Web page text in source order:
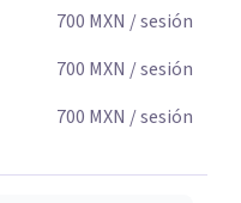
700 MXN / sesión
700 MXN / sesión
700 MXN / sesión